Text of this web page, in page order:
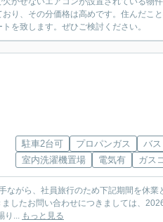
り、その分価格は高めです。住んだこ
を致します。ぜひご検討ください。
駐車2台可 プロパンガス
バス
室内洗濯機置場
電気有 ガス
賜り... もっと見る